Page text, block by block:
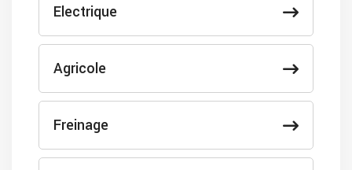
Electrique
Agricole
Freinage